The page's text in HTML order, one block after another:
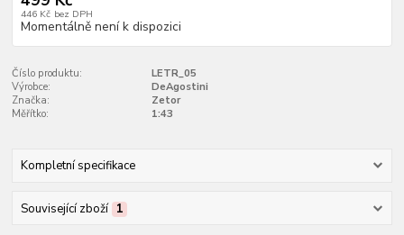
446 Kč bez DPH
Momentálně není k dispozici
Číslo produktu:
LETR_05
Výrobce:
DeAgostini
Značka:
Zetor
Měřítko:
1:43
Kompletní specifikace
Související zboží 1